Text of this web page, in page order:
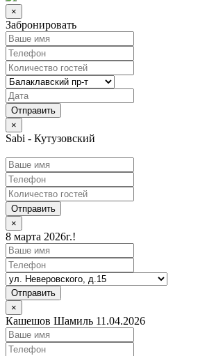
×
Забронировать
×
Sabi - Кутузовский
Отправить
×
8 марта 2026г.!
Отправить
×
Кашешов Шамиль 11.04.2026